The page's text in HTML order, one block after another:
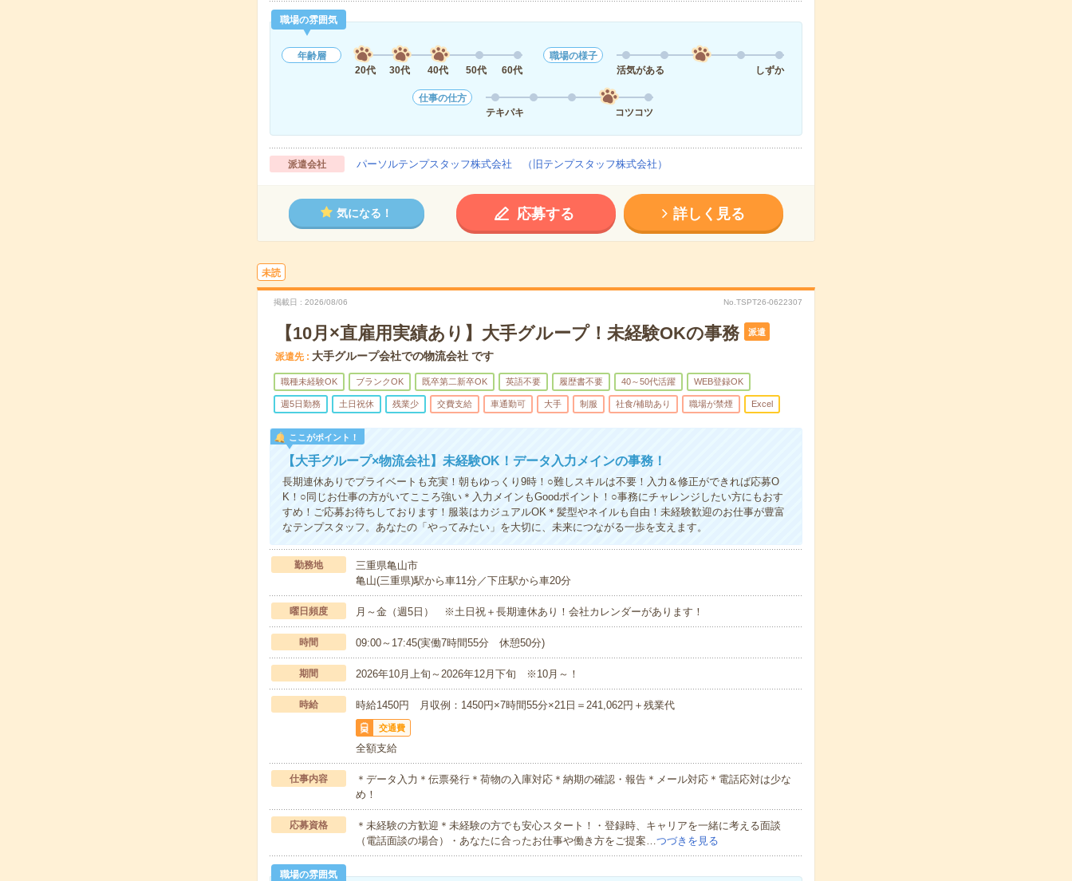
職場の雰囲気
年齢層
20代
30代 40代 50代 60代
職場の様子
活気がある
しずか
仕事の仕方
テキパキ
コツコツ
派遣会社 パーソルテンプスタッフ株式会社 （旧テンプスタッフ株式会社）
気になる！ 応募する 詳しく見る
未読
掲載日 2026/08/06 No.TSPT26-0622307
【10月×直雇用実績あり】大手グループ！未経験OKの事務 派遣
派遣先 大手グループ会社での物流会社 です
職種未経験OK ブランクOK 既卒第二新卒OK 英語不要 履歴書不要 40～50代活躍 WEB登録OK
週5日勤務 土日祝休 残業少 交費支給 車通勤可 大手 制服 社食/補助あり 職場が禁煙 Excel
ここがポイント！
【大手グループ×物流会社】未経験OK！データ入力メインの事務！
長期連休ありでプライベートも充実！朝もゆっくり9時！○難しスキルは不要！入力＆修正ができれば応募O
K！○同じお仕事の方がいてこころ強い＊入力メインもGoodポイント！○事務にチャレンジしたい方にもおす
すめ！ご応募お待ちしております！服装はカジュアルOK＊髪型やネイルも自由！未経験歓迎のお仕事が豊富
なテンプスタッフ。あなたの「やってみたい」を大切に、未来につながる一歩を支えます。
勤務地
三重県亀山市
亀山(三重県)駅から車11分／下庄駅から車20分
曜日頻度 月～金（週5日） ※土日祝＋長期連休あり！会社カレンダーがあります！
時間 09:00～17:45(実働7時間55分 休憩50分)
期間 2026年10月上旬～2026年12月下旬 ※10月～！
時給 時給1450円 月収例：1450円×7時間55分×21日＝241,062円＋残業代
交通費
全額支給
仕事内容
＊データ入力＊伝票発行＊荷物の入庫対応＊納期の確認・報告＊メール対応＊電話応対は少な
め！
応募資格
＊未経験の方歓迎＊未経験の方でも安心スタート！・登録時、キャリアを一緒に考える面談
（電話面談の場合）・あなたに合ったお仕事や働き方をご提案…つづきを見る
職場の雰囲気